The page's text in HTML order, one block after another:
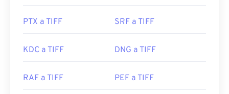
Photoshopy
también son útiles para abrir
Inc.
PTX a TIFF SRF a TIFF
KDC a TIFF DNG a TIFF
RAF a TIFF PEF a TIFF